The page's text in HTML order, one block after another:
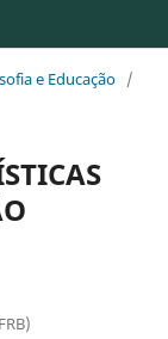
e Educação /